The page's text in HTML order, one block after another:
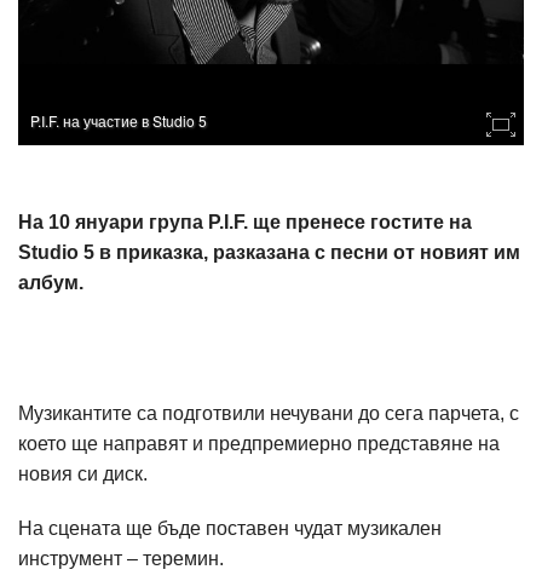
P.I.F. на участие в Studio 5
На 10 януари група P.I.F. ще пренесе гостите на
Studio 5 в приказка, разказана с песни от новият им
албум.
Музикантите са подготвили нечувани до сега парчета, с
което ще направят и предпремиерно представяне на
новия си диск.
На сцената ще бъде поставен чудат музикален
инструмент – теремин.